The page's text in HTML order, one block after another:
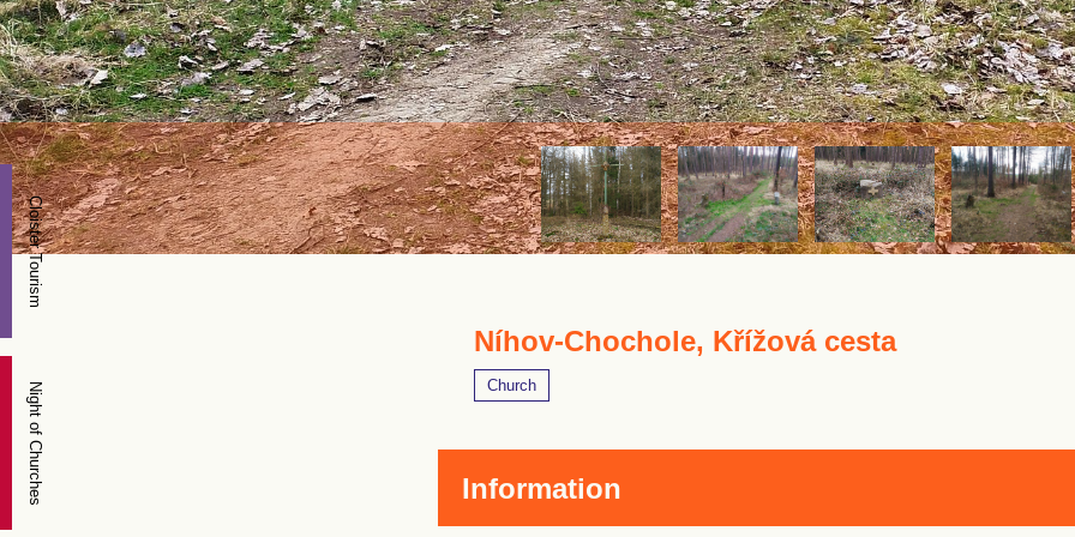
Níhov-Chochole, Křížová cesta
Church
Information
Cloister Tourism
Night of Churches